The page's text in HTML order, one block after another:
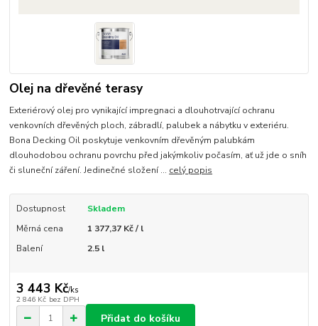
Olej na dřevěné terasy
Exteriérový olej pro vynikající impregnaci a dlouhotrvající ochranu
venkovních dřevěných ploch, zábradlí, palubek a nábytku v exteriéru.
Bona Decking Oil poskytuje venkovním dřevěným palubkám
dlouhodobou ochranu povrchu před jakýmkoliv počasím, ať už jde o sníh
či sluneční záření. Jedinečné složení ... celý popis
Dostupnost
Skladem
Měrná cena
1 377,37 Kč / l
Balení
2.5 l
3 443 Kč/ks
2 846 Kč bez DPH
Přidat do košíku